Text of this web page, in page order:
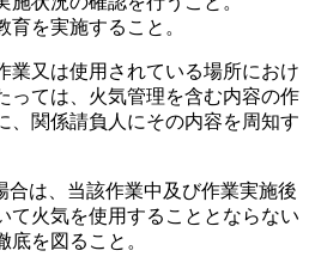
育を実施すること。
業又は使用されている場所におけ
っては、火気管理を含む内容の作
、関係請負人にその内容を周知す
合は、当該作業中及び作業実施後
て火気を使用することとならない
を図ること。